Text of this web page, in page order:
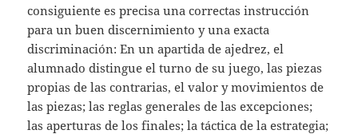
consiguiente es precisa una correctas instrucción
para un buen discernimiento y una exacta
discriminación: En un apartida de ajedrez, el
alumnado distingue el turno de su juego, las piezas
propias de las contrarias, el valor y movimientos de
las piezas; las reglas generales de las excepciones;
las aperturas de los finales; la táctica de la estrategia;